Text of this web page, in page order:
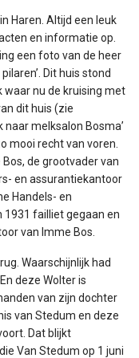
Haren. Altijd een leuk
en informatie op.
een foto van de heer
Dit huis stond
waar nu de kruising met
dit huis (zie
naar melksalon Bosma’
mooi recht van voren.
de grootvader van
en assurantiekantoor
Handels- en
1931 failliet gegaan en
van Imme Bos.
Waarschijnlijk had
deze Wolter is
van zijn dochter
van Stedum en deze
Dat blijkt
Van Stedum op 1 juni